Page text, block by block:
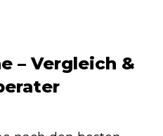
– Vergleich &